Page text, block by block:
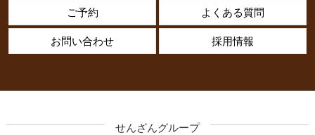
ご予約 よくある質問
お問い合わせ 採用情報
せんざんグループ